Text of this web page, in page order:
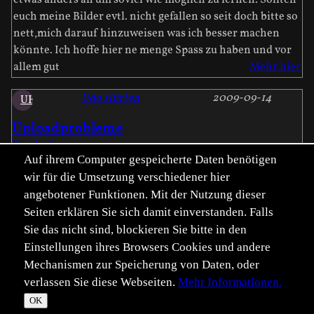
euch meine Bilder evtl. nicht gefallen so seit doch bitte so
nett,mich darauf hinzuweisen was ich besser machen
könnte. Ich hoffe hier ne menge Spass zu haben und vor
allem gut
Mehr hier
UH
Uploadprobleme
2009-09-14
Udo Hürten
Über das Forum
Mit dem neuen Designe komme ich nicht mehr zurecht,
ich bin kein Computerspezialist und leider etwas älter, es
macht keinen Spass mehr, wenn noch nicht einmal ein
Bild hochgeladen werden kann, die Bilder kommen
lediglich bis in den Zwischenspeicher, dann ist
Feierabend. Wie kann ich zudem in den
Zwischenspeicher gelangen, ohne ständig neue Bilder
hinzuzufügen. Wie kann man im Zwischenspeicher
Bilder wieder löschen? Was bewirke ich mit "Reset"? Das
Auf ihrem Computer gespeicherte Daten benötigen
wir für die Umsetzung verschiedener hier
angebotener Funktionen. Mit der Nutzung dieser
Seiten erklären Sie sich damit einverstanden. Falls
Sie das nicht sind, blockieren Sie bitte in den
Einstellungen ihres Browsers Cookies und andere
Mechanismen zur Speicherung von Daten, oder
verlassen Sie diese Webseiten. Mehr Informationen.
OK